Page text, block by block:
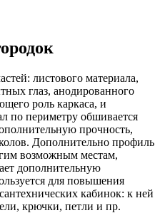
листового материала,
глаз, анодированного
роль каркаса, и
по периметру обшивается
прочность,
Дополнительно профиль
возможным местам,
дополнительную
для повышения
кабинок: к ней
крючки, петли и пр.